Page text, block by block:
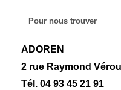
Pour nous trouver
ADOREN
2 rue Raymond
Tél. 04 93 45 21 91